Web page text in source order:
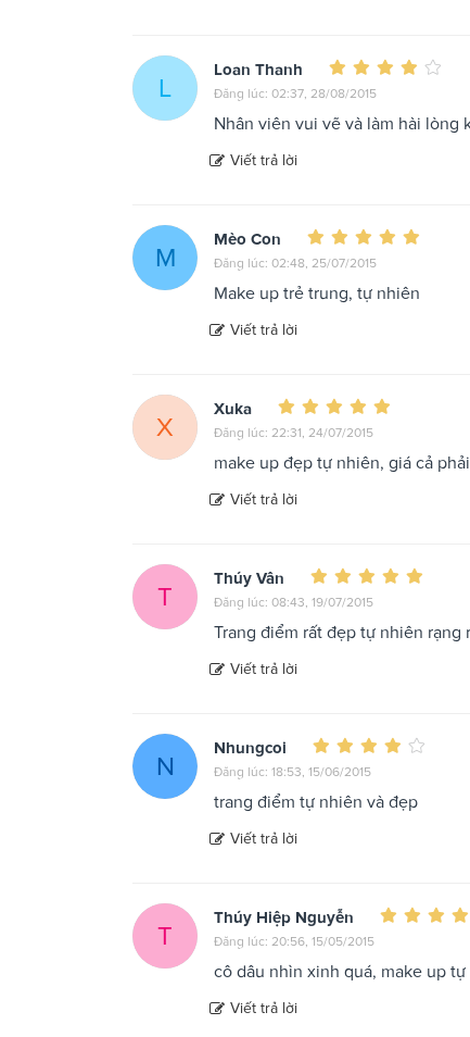
L
Loan Thanh
Đăng lúc: 02:37, 28/08/2015
Nhân viên vui vẽ và làm hài lòng
Viết trả lời
M
Mèo Con
Đăng lúc: 02:48, 25/07/2015
Make up trẻ trung, tự nhiên
Viết trả lời
X
Xuka
Đăng lúc: 22:31, 24/07/2015
make up đẹp tự nhiên, giá cả
Viết trả lời
T
Thúy Vân
Đăng lúc: 08:43, 19/07/2015
Trang điểm rất đẹp tự nhiên rạng
Viết trả lời
N
Nhungcoi
Đăng lúc: 18:53, 15/06/2015
trang điểm tự nhiên và đẹp
Viết trả lời
T
Thúy Hiệp Nguyễn
Đăng lúc: 20:56, 15/05/2015
cô dâu nhìn xinh quá, make up tự
Viết trả lời